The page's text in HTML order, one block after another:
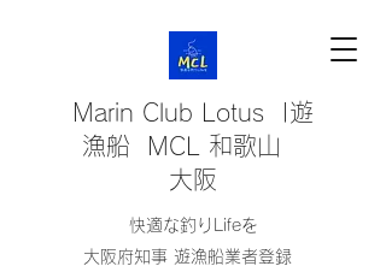
Marin Club Lotus |遊
漁船 MCL 和歌山
大阪
快適な釣りLifeを
大阪府知事 遊漁船業者登録